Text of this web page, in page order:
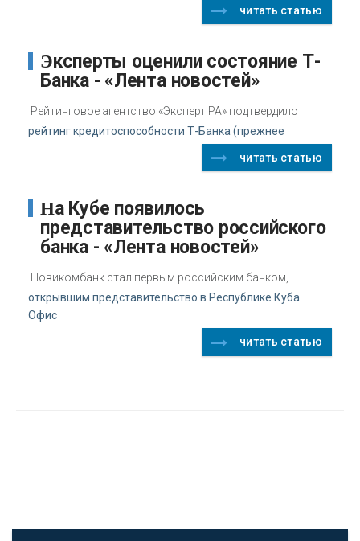
читать статью
Эксперты оценили состояние Т-
Банка - «Лента новостей»
Рейтинговое агентство «Эксперт РА» подтвердило
рейтинг кредитоспособности Т-Банка (прежнее
читать статью
На Кубе появилось
представительство российского
банка - «Лента новостей»
Новикомбанк стал первым российским банком,
открывшим представительство в Республике Куба.
Офис
читать статью